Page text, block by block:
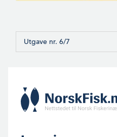
Utgave nr. 6/7